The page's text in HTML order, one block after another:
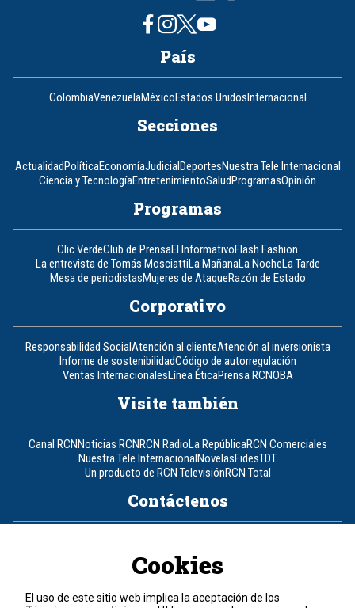
País
ColombiaVenezuelaMéxicoEstados UnidosInternacional
Secciones
ActualidadPolíticaEconomíaJudicialDeportesNuestra Tele Internacional
Ciencia y TecnologíaEntretenimientoSaludProgramasOpinión
Programas
Clic VerdeClub de PrensaEl InformativoFlash Fashion
La entrevista de Tomás MosciattiLa MañanaLa NocheLa Tarde
Mesa de periodistasMujeres de AtaqueRazón de Estado
Corporativo
Responsabilidad SocialAtención al clienteAtención al inversionista
Informe de sostenibilidadCódigo de autorregulación
Ventas InternacionalesLínea ÉticaPrensa RCNOBA
Visite también
Canal RCNNoticias RCNRCN RadioLa RepúblicaRCN Comerciales
Nuestra Tele InternacionalNovelasFidesTDT
Un producto de RCN TelevisiónRCN Total
Contáctenos
Política de cookies
Cookies
El uso de este sitio web implica la aceptación de los